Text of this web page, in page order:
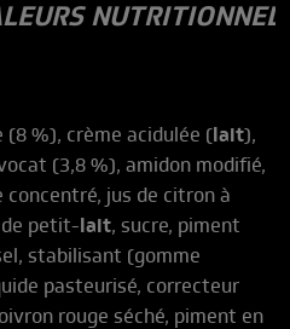
(8 %), crème acidulée ( lait),
(3,8 %), amidon modifié,
jus de citron à
de petit- lait, sucre, piment
stabilisant (gomme
pasteurisé, correcteur
rouge séché, piment en